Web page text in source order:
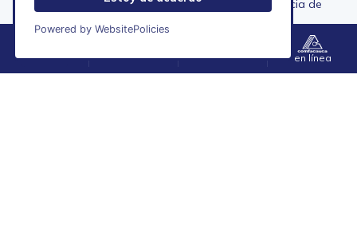
Powered by WebsitePolicies
Menú Contacto Accesibilidad en línea
Afiliación para empresas
Preguntas frecuentes
personales
Superintendencia de
Ministerio de Trabajo
Contraloría